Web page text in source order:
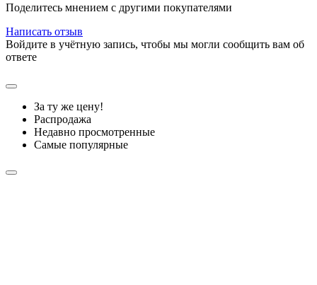
Поделитесь мнением с другими покупателями
Написать отзыв
Войдите в учётную запись, чтобы мы могли сообщить вам об
ответе
За ту же цену!
Распродажа
Недавно просмотренные
Самые популярные